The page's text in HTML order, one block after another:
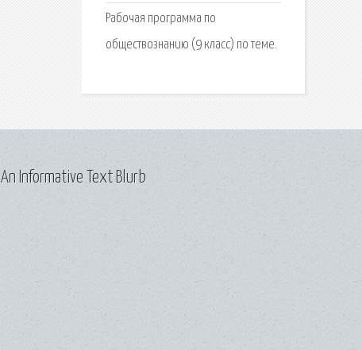
Рабочая программа по
обществознанию (9 класс) по теме.
An Informative Text Blurb